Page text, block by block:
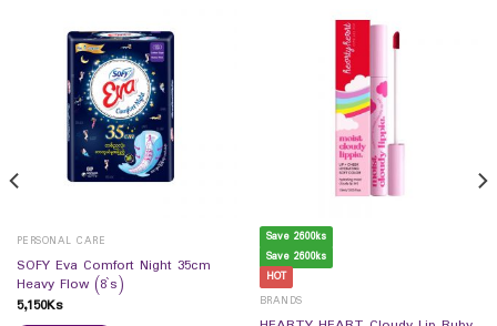
PERSONAL CARE
SOFY Eva Comfort Night 35cm
Heavy Flow (8`s)
5,150Ks
Save 2600ks
Save 2600ks
HOT
BRANDS